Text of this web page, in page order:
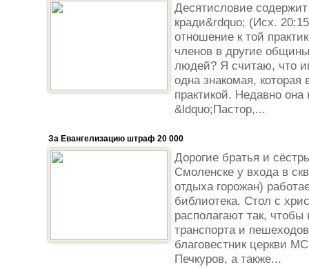
Десятисловие
кради&rdquo; (Исх.
отношение к той
членов в другие
людей? Я считаю, что
одна знакомая, которая
практикой. Недавно
&ldquo;Пастор,...
За Евангелизацию штраф 20 000
Дорогие братья и
Смоленске у входа в
отдыха горожан)
библиотека. Стол с
располагают так,
транспорта и
благовестник церкви
Печкуров, а также...